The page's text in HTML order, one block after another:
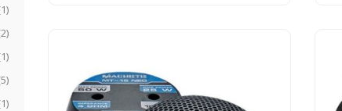
1articol
2articole
1articol
5articole
1articol